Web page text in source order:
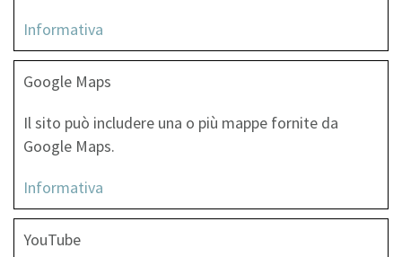
Informativa
G‌oogle Maps
I‌l sito può includere una o più mappe fornite da
Google Maps.
Informativa
Y‌ouTube